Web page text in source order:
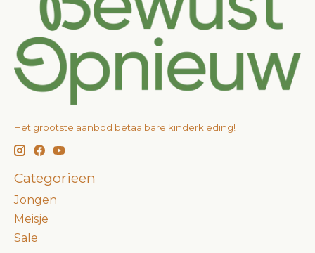
Het grootste aanbod betaalbare kinderkleding!
Categorieën
Jongen
Meisje
Sale